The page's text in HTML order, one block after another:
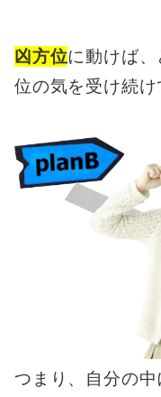
凶方位に動けば
位の気を受け続
つまり、自分の中